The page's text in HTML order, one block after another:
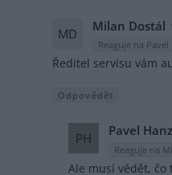
MD Milan Dostál
Reaguje na Pavel
Ředitel servisu vám
Odpovědět
PH Pavel
Reaguje na
Ale musí vědět, čo